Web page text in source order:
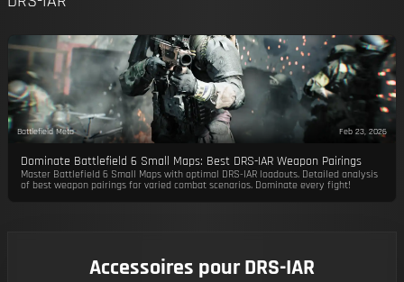
Battlefield Meta Feb 23, 2026
Dominate Battlefield 6 Small Maps: Best DRS-IAR Weapon Pairings
Master Battlefield 6 Small Maps with optimal DRS-IAR loadouts. Detailed analysis
of best weapon pairings for varied combat scenarios. Dominate every fight!
Accessoires pour DRS-IAR